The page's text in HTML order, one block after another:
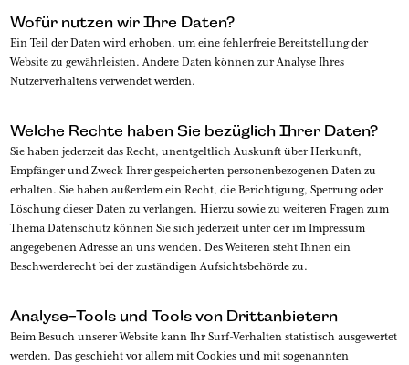
Wofür nutzen wir Ihre Daten?
Ein Teil der Daten wird erhoben, um eine fehlerfreie Bereitstellung der
Website zu gewährleisten. Andere Daten können zur Analyse Ihres
Nutzerverhaltens verwendet werden.
Welche Rechte haben Sie bezüglich Ihrer Daten?
Sie haben jederzeit das Recht, unentgeltlich Auskunft über Herkunft,
Empfänger und Zweck Ihrer gespeicherten personenbezogenen Daten zu
erhalten. Sie haben außerdem ein Recht, die Berichtigung, Sperrung oder
Löschung dieser Daten zu verlangen. Hierzu sowie zu weiteren Fragen zum
Thema Datenschutz können Sie sich jederzeit unter der im Impressum
angegebenen Adresse an uns wenden. Des Weiteren steht Ihnen ein
Beschwerderecht bei der zuständigen Aufsichtsbehörde zu.
Analyse-Tools und Tools von Drittanbietern
Beim Besuch unserer Website kann Ihr Surf-Verhalten statistisch ausgewertet
werden. Das geschieht vor allem mit Cookies und mit sogenannten